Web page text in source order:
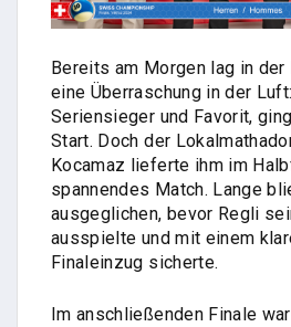
Bereits am Morgen lag in
eine Überraschung in der
Seriensieger und Favorit,
Start. Doch der
Kocamaz lieferte ihm im
spannendes Match. Lange
ausgeglichen, bevor Regli
ausspielte und mit einem
Finaleinzug sicherte.
Im anschließenden Finale